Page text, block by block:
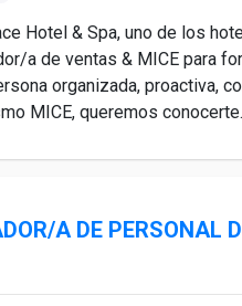
Hotel & Spa, uno de los
a de ventas & MICE para
organizada, proactiva,
MICE, queremos conocerte.
A DE PERSONAL